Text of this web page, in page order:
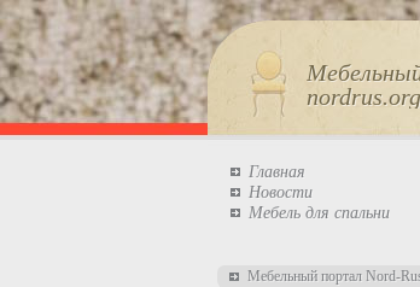
nordrus.org
Главная
Новости
Мебель для спальни
Мебельный портал Nord-